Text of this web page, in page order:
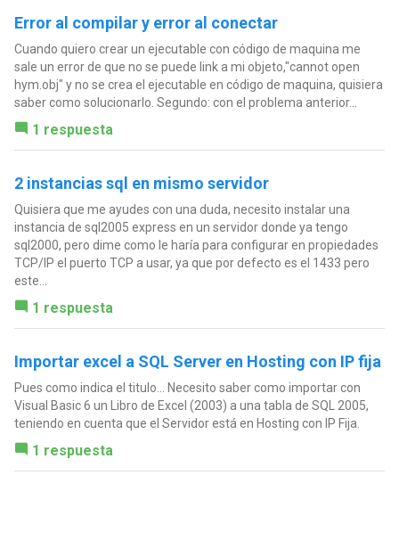
Error al compilar y error al conectar
Cuando quiero crear un ejecutable con código de maquina me
sale un error de que no se puede link a mi objeto,"cannot open
hym.obj" y no se crea el ejecutable en código de maquina, quisiera
saber como solucionarlo. Segundo: con el problema anterior...
1 respuesta
2 instancias sql en mismo servidor
Quisiera que me ayudes con una duda, necesito instalar una
instancia de sql2005 express en un servidor donde ya tengo
sql2000, pero dime como le haría para configurar en propiedades
TCP/IP el puerto TCP a usar, ya que por defecto es el 1433 pero
este...
1 respuesta
Importar excel a SQL Server en Hosting con IP fija
Pues como indica el titulo... Necesito saber como importar con
Visual Basic 6 un Libro de Excel (2003) a una tabla de SQL 2005,
teniendo en cuenta que el Servidor está en Hosting con IP Fija.
1 respuesta